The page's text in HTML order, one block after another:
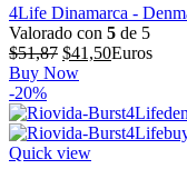
4Life Dinamarca -
Valorado con 5 de 5
$51,87 El
precio
era:
$51,87.
$41,50El
es:
$41,50.
Euros
Buy Now
-20%
Quick view